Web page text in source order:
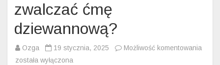
zwalczać ćmę
dziewannową?
Ozga 19 stycznia, 2025 Możliwość komentowania
została wyłączona